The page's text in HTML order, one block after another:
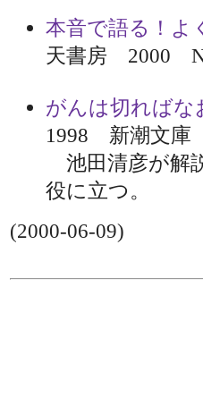
本音で語る！よ
天書房 2000
がんは切ればな
1998 新潮文庫
池田清彦が解
役に立つ。
(2000-06-09)